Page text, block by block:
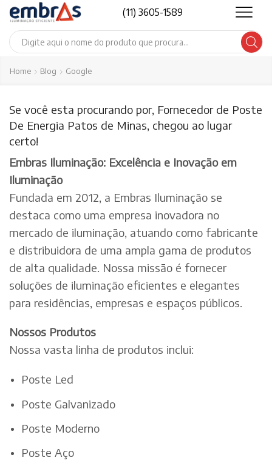
(11) 3605-1589
Search
Home Blog Google
Se você esta procurando por, Fornecedor de Poste
De Energia Patos de Minas, chegou ao lugar
certo!
Embras Iluminação: Excelência e Inovação em
Iluminação
Fundada em 2012, a Embras Iluminação se
destaca como uma empresa inovadora no
mercado de iluminação, atuando como fabricante
e distribuidora de uma ampla gama de produtos
de alta qualidade. Nossa missão é fornecer
soluções de iluminação eficientes e elegantes
para residências, empresas e espaços públicos.
Nossos Produtos
Nossa vasta linha de produtos inclui:
Poste Led
Poste Galvanizado
Poste Moderno
Poste Aço